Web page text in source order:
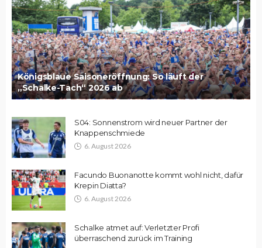
Königsblaue Saisoneröffnung: So läuft der
„Schalke-Tach“ 2026 ab
S04: Sonnenstrom wird neuer Partner der
Knappenschmiede
6. August 2026
Facundo Buonanotte kommt wohl nicht, dafür
Krepin Diatta?
6. August 2026
Schalke atmet auf: Verletzter Profi
überraschend zurück im Training